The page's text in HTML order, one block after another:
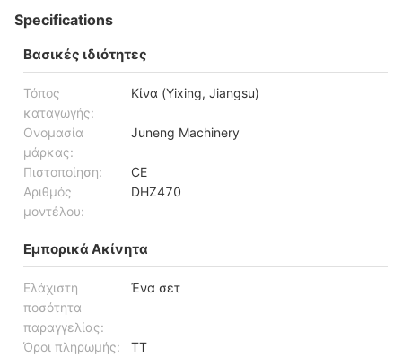
Specifications
Βασικές ιδιότητες
Τόπος
καταγωγής:
Κίνα (Yixing, Jiangsu)
Ονομασία
μάρκας:
Juneng Machinery
Πιστοποίηση:
CE
Αριθμός
μοντέλου:
DHZ470
Εμπορικά Ακίνητα
Ελάχιστη
ποσότητα
παραγγελίας:
Ένα σετ
Όροι πληρωμής:
TT